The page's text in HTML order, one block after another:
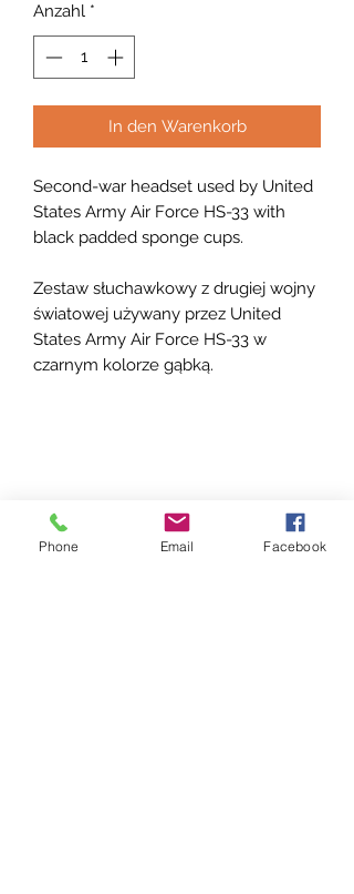
Anzahl *
In den Warenkorb
Second-war headset used by United
States Army Air Force HS-33 with
black padded sponge cups.
Zestaw słuchawkowy z drugiej wojny
światowej używany przez United
States Army Air Force HS-33 w
czarnym kolorze gąbką.
Phone Email Facebook